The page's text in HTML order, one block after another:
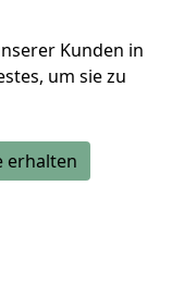
Kunden in
um sie zu
erhalten